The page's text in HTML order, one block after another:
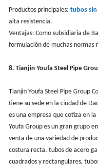
Productos principales: tubos sin
alta resistencia.
Ventajas: Como subsidiaria de
formulación de muchas normas
8. Tianjin Youfa Steel Pipe
Tianjin Youfa Steel Pipe Group
tiene su sede en la ciudad de
es una empresa que cotiza en
Youfa Group es un gran grupo
venta de una variedad de
costura recta, tubos de acero
cuadrados y rectangulares,